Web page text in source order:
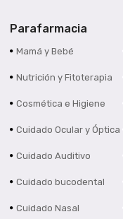
Parafarmacia
Mamá y Bebé
Nutrición y Fitoterapia
Cosmética e Higiene
Cuidado Ocular y Óptica
Cuidado Auditivo
Cuidado bucodental
Cuidado Nasal